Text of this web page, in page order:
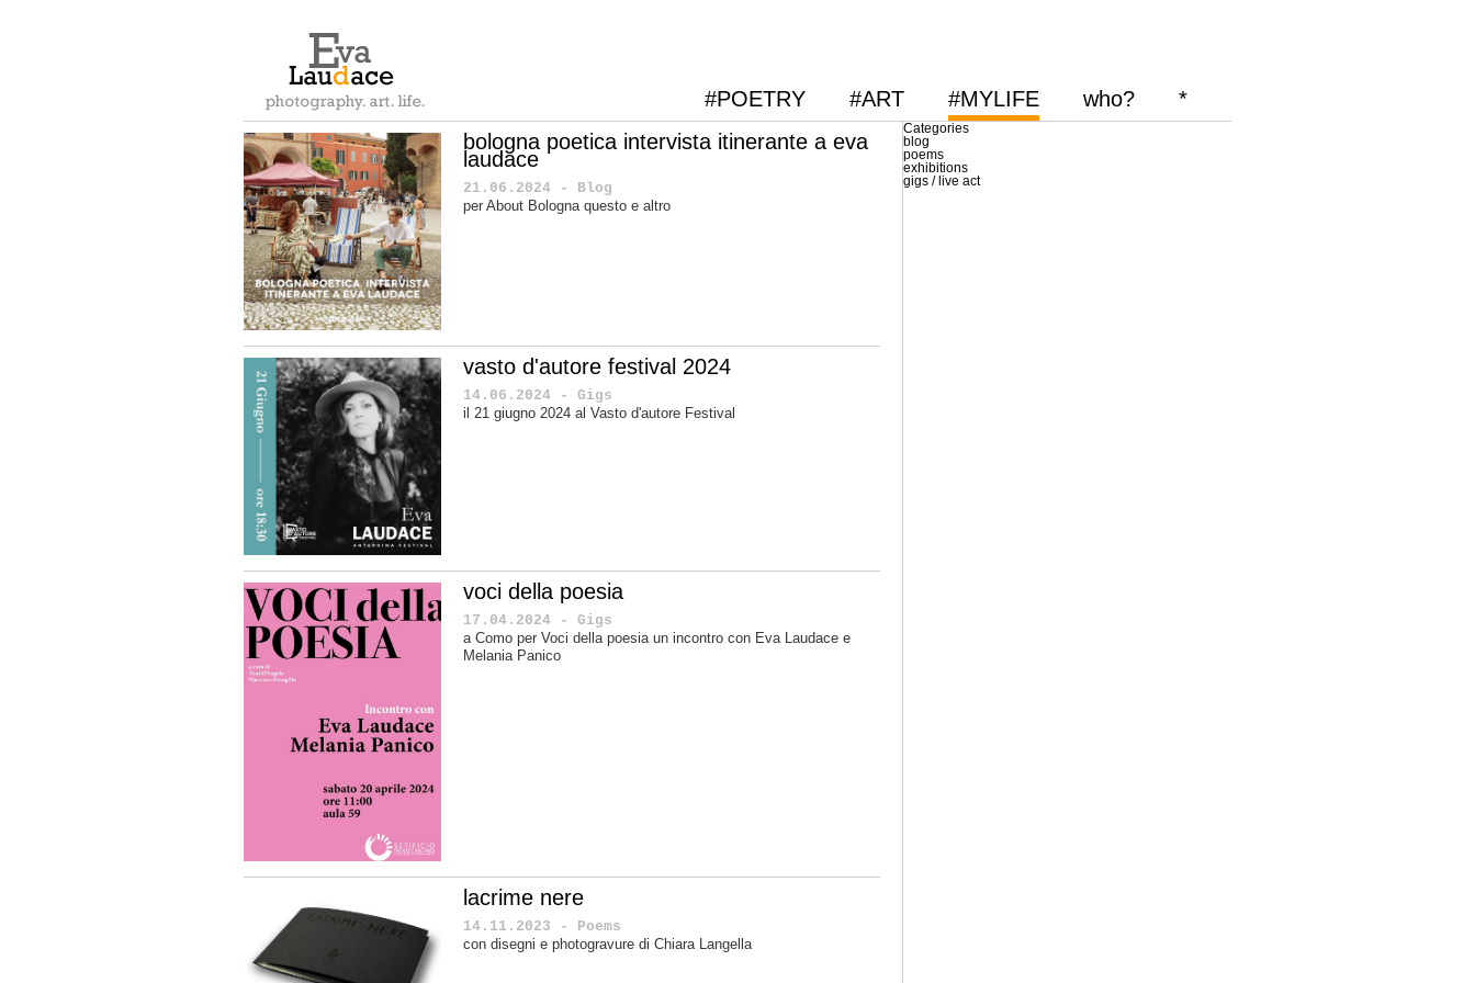
#POETRY #ART #MYLIFE who?
*
bologna poetica intervista itinerante a eva
laudace
21.06.2024 - Blog
per About Bologna questo e altro
vasto d'autore festival 2024
14.06.2024 - Gigs
il 21 giugno 2024 al Vasto d'autore Festival
voci della poesia
17.04.2024 - Gigs
a Como per Voci della poesia un incontro con Eva Laudace e
Melania Panico
lacrime nere
14.11.2023 - Poems
con disegni e photogravure di Chiara Langella
Categories
blog
poems
exhibitions
gigs / live act